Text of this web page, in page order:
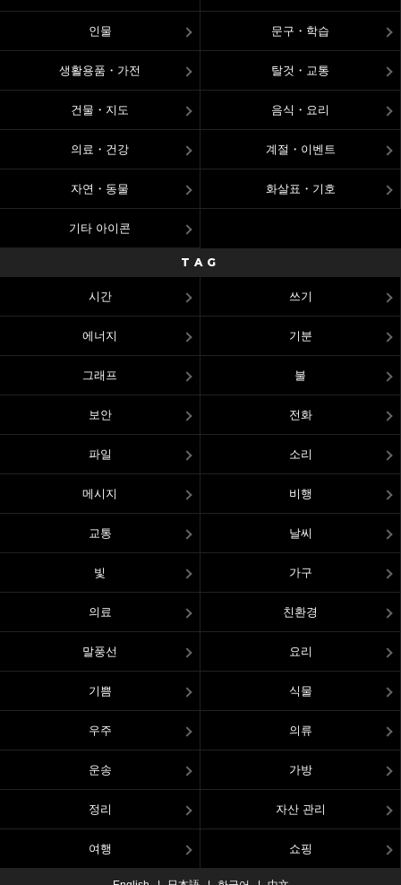
인물 문구・학습
생활용품・가전 탈것・교통
건물・지도 음식・요리
의료・건강 계절・이벤트
자연・동물 화살표・기호
기타 아이콘
TAG
시간 쓰기
에너지 기분
그래프 불
보안 전화
파일 소리
메시지 비행
교통 날씨
빛 가구
의료 친환경
말풍선 요리
기쁨 식물
우주 의류
운송 가방
정리 자산 관리
여행 쇼핑